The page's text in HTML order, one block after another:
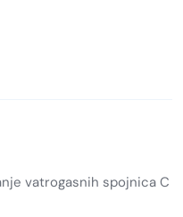
vatrogasnih spojnica C